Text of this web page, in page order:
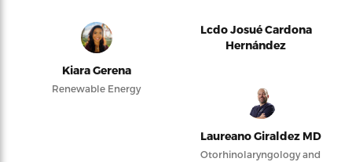
Kiara Gerena
Renewable Energy
Lcdo Josué Cardona
Hernández
Laureano Giraldez MD
Otorhinolaryngology and